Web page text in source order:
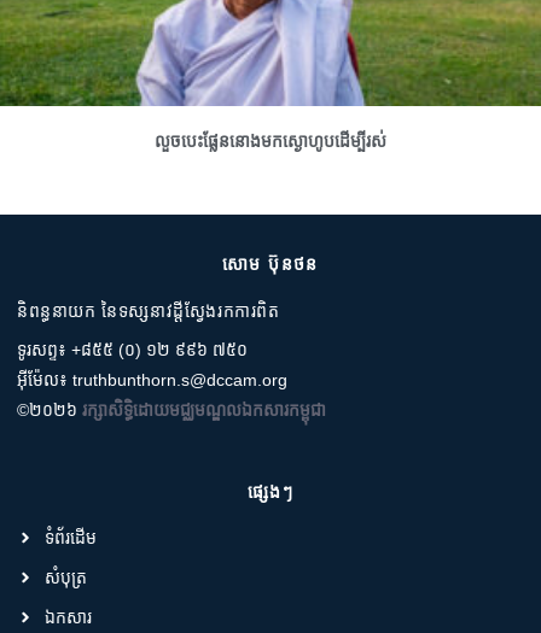
លួចបេះផ្លែននោងមកស្ងោហូបដើម្បីរស់
សោម ប៊ុនថន
និពន្ធនាយក នៃទស្សនាវដ្តីស្វែងរកការពិត
ទូរសព្ទ៖ +៨៥៥ (០) ១២ ៩៩៦ ៧៥០
អ៊ីម៉ែល៖ truthbunthorn.s@dccam.org
©២០២៦ រក្សាសិទ្ធិដោយមជ្ឈមណ្ឌលឯកសារកម្ពុជា
ផ្សេងៗ
ទំព័រដើម
សំបុត្រ
ឯកសារ